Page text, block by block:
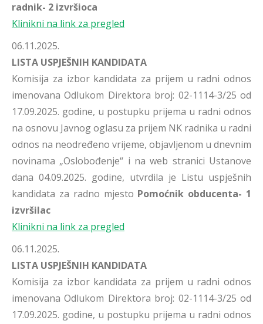
radnik- 2 izvršioca
Klinikni na link za pregled
06.11.2025.
LISTA USPJEŠNIH KANDIDATA
Komisija za izbor kandidata za prijem u radni odnos
imenovana Odlukom Direktora broj: 02-1114-3/25 od
17.09.2025. godine, u postupku prijema u radni odnos
na osnovu Javnog oglasu za prijem NK radnika u radni
odnos na neodređeno vrijeme, objavljenom u dnevnim
novinama „Oslobođenje“ i na web stranici Ustanove
dana 04.09.2025. godine, utvrdila je Listu uspješnih
kandidata za radno mjesto Pomoćnik obducenta- 1
izvršilac
Klinikni na link za pregled
06.11.2025.
LISTA USPJEŠNIH KANDIDATA
Komisija za izbor kandidata za prijem u radni odnos
imenovana Odlukom Direktora broj: 02-1114-3/25 od
17.09.2025. godine, u postupku prijema u radni odnos